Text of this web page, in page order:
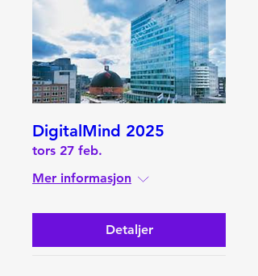
DigitalMind 2025
tors 27 feb.
Mer informasjon
Detaljer